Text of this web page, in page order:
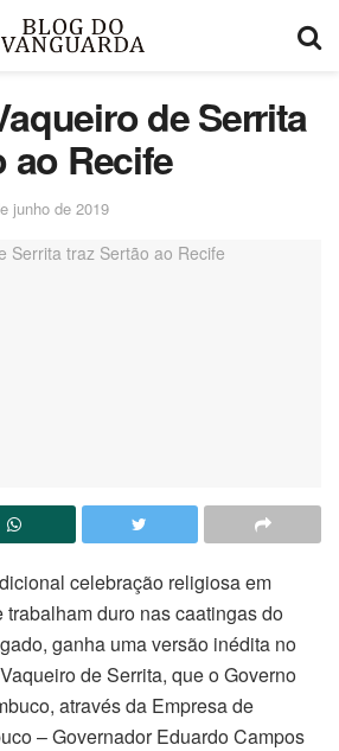
de Serrita
ao Recife
junho de 2019
celebração religiosa em
trabalham duro nas caatingas do
ganha uma versão inédita no
de Serrita, que o Governo
através da Empresa de
– Governador Eduardo Campos